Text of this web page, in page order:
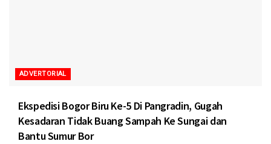
ADVERTORIAL
Ekspedisi Bogor Biru Ke-5 Di Pangradin, Gugah
Kesadaran Tidak Buang Sampah Ke Sungai dan
Bantu Sumur Bor